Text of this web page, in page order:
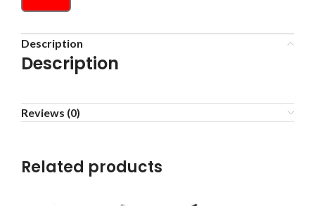
Description
Description
Reviews (0)
Related products